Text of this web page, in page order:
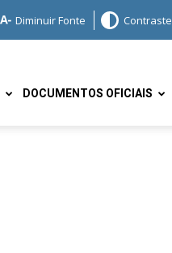
Diminuir Fonte Contraste
DOCUMENTOS OFICIAIS